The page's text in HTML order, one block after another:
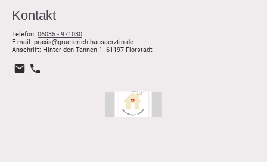
Kontakt
Telefon: 06035 - 971030
E-mail: praxis@grueterich-hausaerztin.de
Anschrift: Hinter den Tannen 1 61197 Florstadt